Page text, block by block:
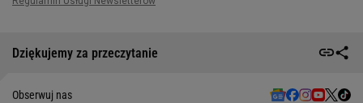
Dziękujemy za przeczytanie
Obserwuj nas